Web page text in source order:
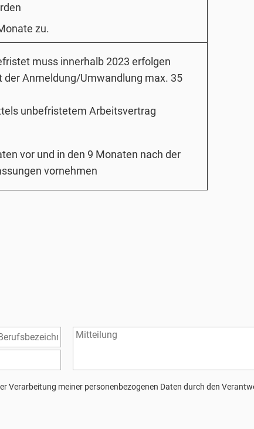
zu.
muss innerhalb 2023 erfolgen
Anmeldung/Umwandlung max. 35
unbefristetem Arbeitsvertrag
vor und in den 9 Monaten nach der
vornehmen
Verarbeitung meiner personenbezogenen Daten durch den